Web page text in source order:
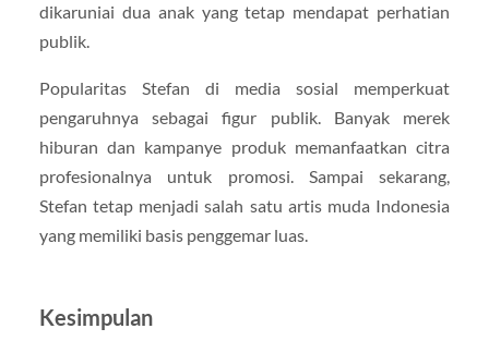
dikaruniai dua anak yang tetap mendapat perhatian
publik.
Popularitas Stefan di media sosial memperkuat
pengaruhnya sebagai figur publik. Banyak merek
hiburan dan kampanye produk memanfaatkan citra
profesionalnya untuk promosi. Sampai sekarang,
Stefan tetap menjadi salah satu artis muda Indonesia
yang memiliki basis penggemar luas.
Kesimpulan